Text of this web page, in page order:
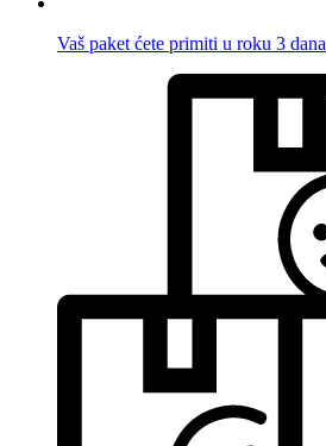
Vaš paket ćete primiti u roku 3 dana